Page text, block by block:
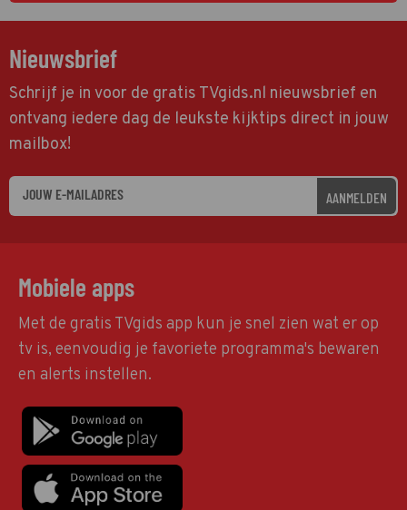
Nieuwsbrief
Schrijf je in voor de gratis TVgids.nl nieuwsbrief en
ontvang iedere dag de leukste kijktips direct in jouw
mailbox!
AANMELDEN
Mobiele apps
Met de gratis TVgids app kun je snel zien wat er op
tv is, eenvoudig je favoriete programma's bewaren
en alerts instellen.